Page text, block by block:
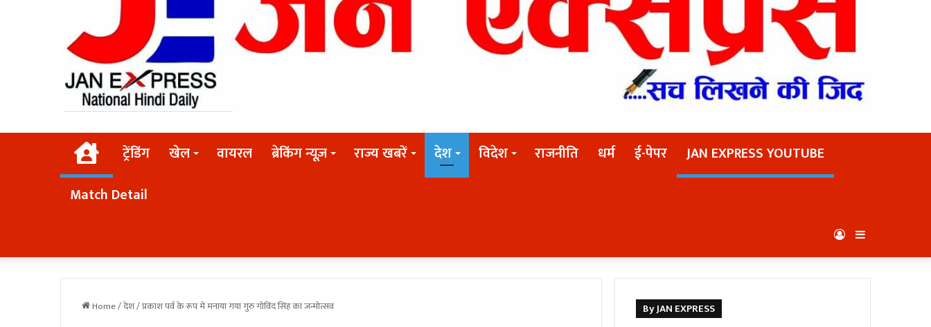
Homeट्रेंडिंग खेल वायरल ब्रेकिंग न्यूज़ राज्य खबरें देश विदेश राजनीति धर्म ई-पेपर
JAN EXPRESS YOUTUBE
Match Detail
Log
In
Home/देश/प्रकाश पर्व के रूप में मनाया गया गुरु गोविंद सिंह का जन्मोत्सव By JAN EXPRESS